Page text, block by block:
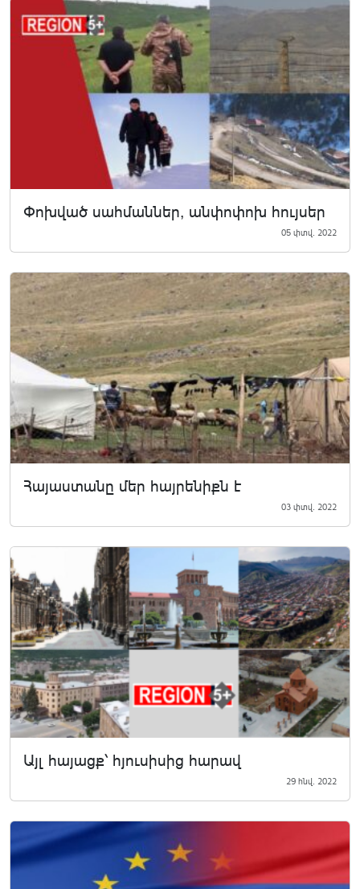
Փոխված սահմաններ, անփոփոխ հույսեր
05 փտվ. 2022
Հայաստանը մեր հայրենիքն է
03 փտվ. 2022
Այլ հայացք՝ հյուսիսից հարավ
29 հնվ. 2022